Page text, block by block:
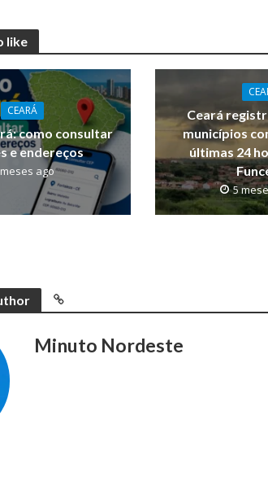
like
CEARÁ
como consultar
e endereços
ago
Ceará
municípios
últimas 24
5
Minuto Nordeste